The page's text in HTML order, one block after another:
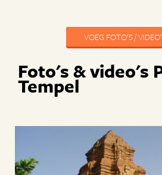
VOEG FOTO'S /
Foto's & video's
Tempel